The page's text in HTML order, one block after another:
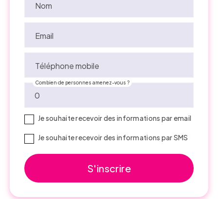
Nom
Email
Téléphone mobile
Combien de personnes amenez-vous ?
Je souhaite recevoir des informations par email
Je souhaite recevoir des informations par SMS